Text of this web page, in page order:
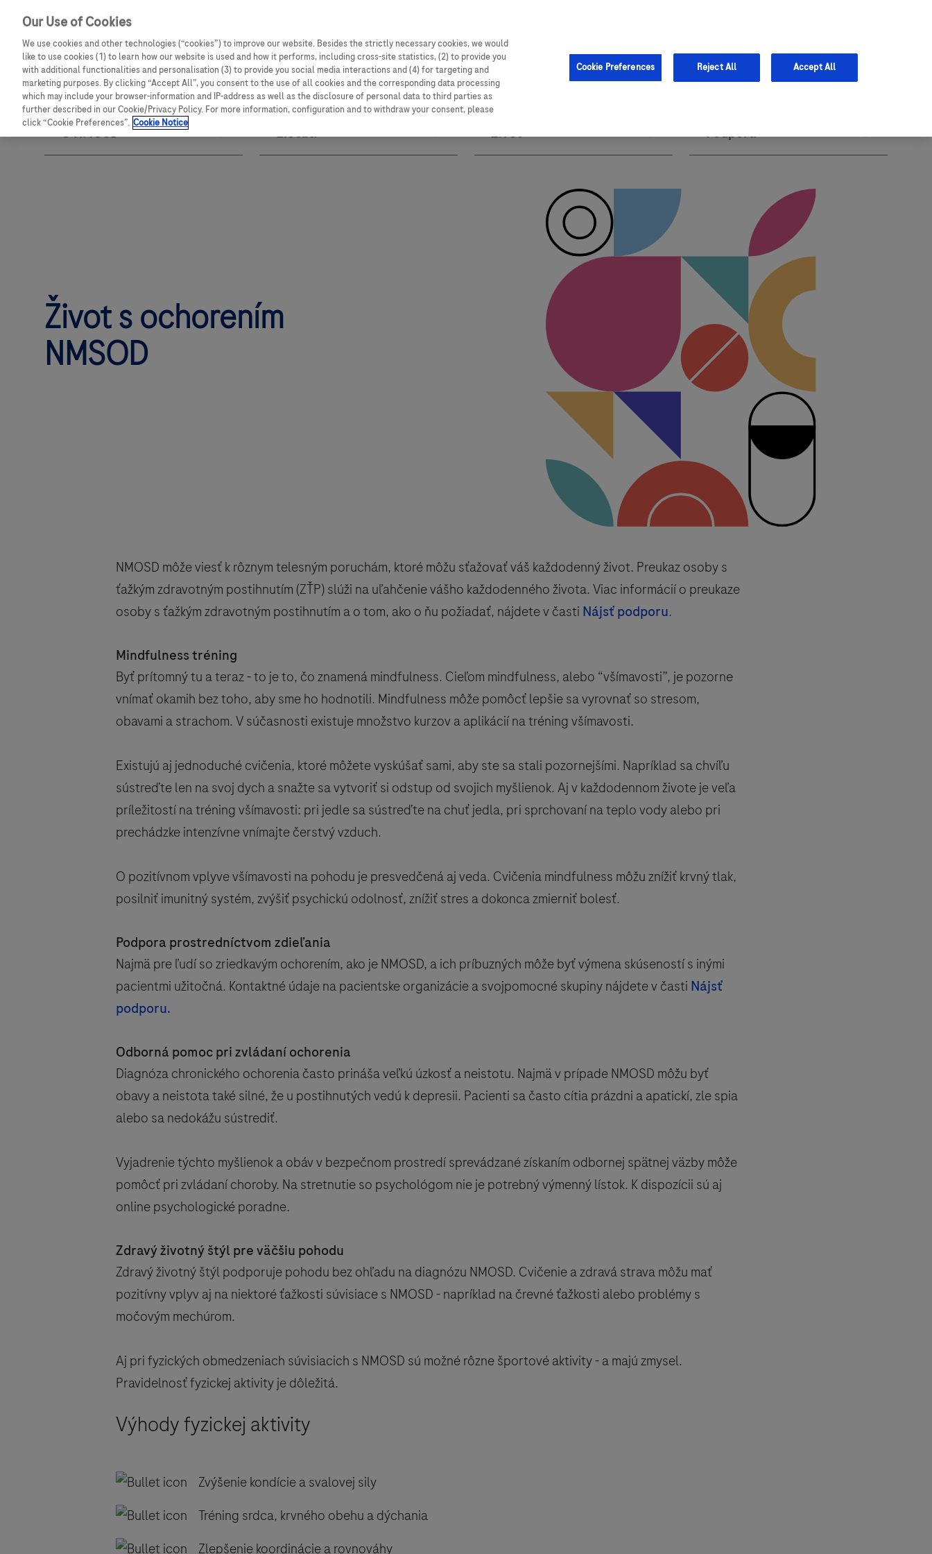
Život s ochorením
NMSOD
NMOSD môže viesť k rôznym telesným poruchám, ktoré môžu sťažovať váš každodenný život. Preukaz osoby s
ťažkým zdravotným postihnutím (ZŤP) slúži na uľahčenie vášho každodenného života. Viac informácií o preukaze
osoby s ťažkým zdravotným postihnutím a o tom, ako o ňu požiadať, nájdete v časti Nájsť podporu.
Mindfulness tréning
Byť prítomný tu a teraz - to je to, čo znamená mindfulness. Cieľom mindfulness, alebo “všímavosti”, je pozorne
vnímať okamih bez toho, aby sme ho hodnotili. Mindfulness môže pomôcť lepšie sa vyrovnať so stresom,
obavami a strachom. V súčasnosti existuje množstvo kurzov a aplikácií na tréning všímavosti.
Existujú aj jednoduché cvičenia, ktoré môžete vyskúšať sami, aby ste sa stali pozornejšími. Napríklad sa chvíľu
sústreďte len na svoj dych a snažte sa vytvoriť si odstup od svojich myšlienok. Aj v každodennom živote je veľa
príležitostí na tréning všímavosti: pri jedle sa sústreďte na chuť jedla, pri sprchovaní na teplo vody alebo pri
prechádzke intenzívne vnímajte čerstvý vzduch.
O pozitívnom vplyve všímavosti na pohodu je presvedčená aj veda. Cvičenia mindfulness môžu znížiť krvný tlak,
posilniť imunitný systém, zvýšiť psychickú odolnosť, znížiť stres a dokonca zmierniť bolesť.
Podpora prostredníctvom zdieľania
Najmä pre ľudí so zriedkavým ochorením, ako je NMOSD, a ich príbuzných môže byť výmena skúseností s inými
pacientmi užitočná. Kontaktné údaje na pacientske organizácie a svojpomocné skupiny nájdete v časti Nájsť
podporu.
Odborná pomoc pri zvládaní ochorenia
Diagnóza chronického ochorenia často prináša veľkú úzkosť a neistotu. Najmä v prípade NMOSD môžu byť
obavy a neistota také silné, že u postihnutých vedú k depresii. Pacienti sa často cítia prázdni a apatickí, zle spia
alebo sa nedokážu sústrediť.
Vyjadrenie týchto myšlienok a obáv v bezpečnom prostredí sprevádzané získaním odbornej spätnej väzby môže
pomôcť pri zvládaní choroby. Na stretnutie so psychológom nie je potrebný výmenný lístok. K dispozícii sú aj
online psychologické poradne.
Zdravý životný štýl pre väčšiu pohodu
Zdravý životný štýl podporuje pohodu bez ohľadu na diagnózu NMOSD. Cvičenie a zdravá strava môžu mať
pozitívny vplyv aj na niektoré ťažkosti súvisiace s NMOSD - napríklad na črevné ťažkosti alebo problémy s
močovým mechúrom.
Aj pri fyzických obmedzeniach súvisiacich s NMOSD sú možné rôzne športové aktivity - a majú zmysel.
Pravidelnosť fyzickej aktivity je dôležitá.
Výhody fyzickej aktivity
Zvýšenie kondície a svalovej sily
Tréning srdca, krvného obehu a dýchania
Zlepšenie koordinácie a rovnováhy
Our Use of Cookies
We use cookies and other technologies (“cookies”) to improve our website. Besides the strictly necessary cookies, we would
like to use cookies (1) to learn how our website is used and how it performs, including cross-site statistics, (2) to provide you
with additional functionalities and personalisation (3) to provide you social media interactions and (4) for targeting and
marketing purposes. By clicking “Accept All”, you consent to the use of all cookies and the corresponding data processing
which may include your browser-information and IP-address as well as the disclosure of personal data to third parties as
further described in our Cookie/Privacy Policy. For more information, configuration and to withdraw your consent, please
click “Cookie Preferences”. Cookie Notice
Cookie Preferences Reject All Accept All